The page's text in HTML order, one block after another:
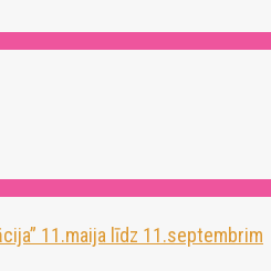
11.maija līdz 11.septembrim